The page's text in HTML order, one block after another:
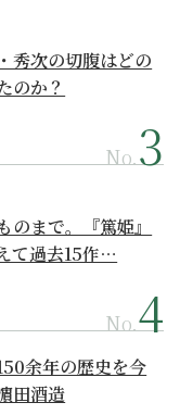
秀次の切腹はどの
のか？
No.
のまで。『篤姫』
て過去15作…
No.
余年の歴史を今
田酒造